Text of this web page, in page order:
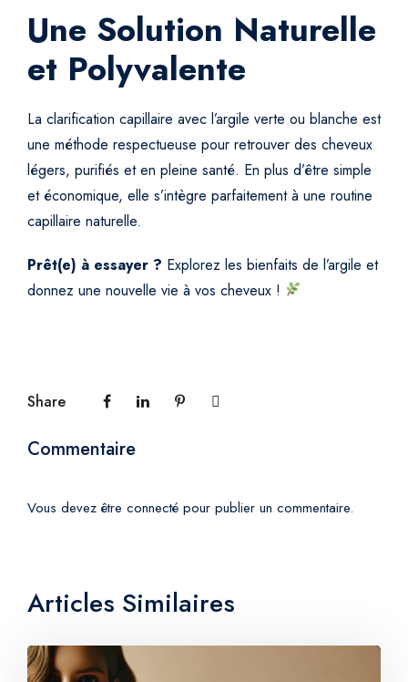
Une Solution Naturelle
et Polyvalente
La clarification capillaire avec l’argile verte ou blanche est
une méthode respectueuse pour retrouver des cheveux
légers, purifiés et en pleine santé. En plus d’être simple
et économique, elle s’intègre parfaitement à une routine
capillaire naturelle.
Prêt(e) à essayer ? Explorez les bienfaits de l’argile et
donnez une nouvelle vie à vos cheveux !
Share
Commentaire
Vous devez être connecté pour publier un commentaire.
Articles Similaires